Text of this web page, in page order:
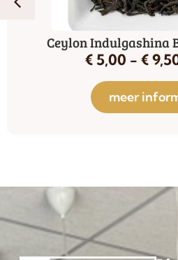
Ceylon Indulgashina
€5,00 - €
meer